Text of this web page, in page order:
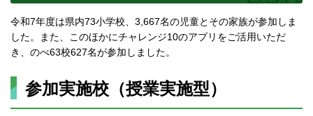
令和7年度は県内73小学校、3,667名の児童とその家族が参加しま
した。また、このほかにチャレンジ10のアプリをご活用いただ
き、のべ63校627名が参加しました。
参加実施校（授業実施型）